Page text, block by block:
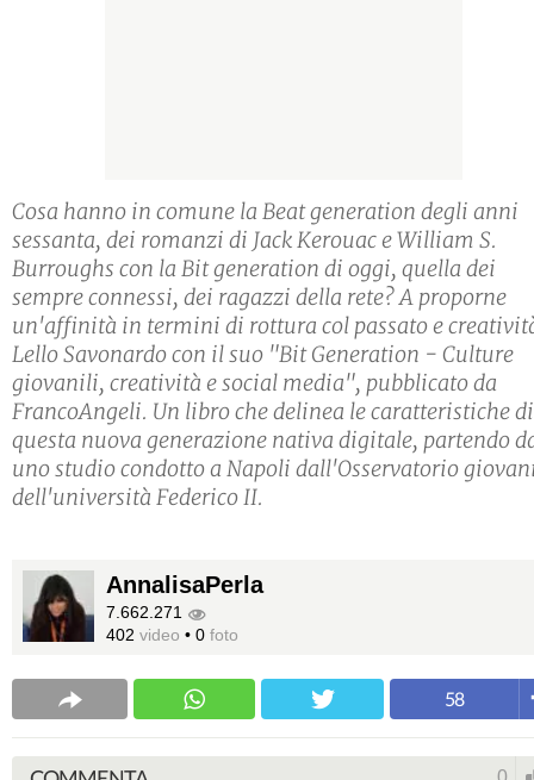
Cosa hanno in comune la Beat generation degli anni
sessanta, dei romanzi di Jack Kerouac e William S.
Burroughs con la Bit generation di oggi, quella dei
sempre connessi, dei ragazzi della rete? A proporne
un'affinità in termini di rottura col passato e
Lello Savonardo con il suo "Bit Generation - Culture
giovanili, creatività e social media", pubblicato da
FrancoAngeli. Un libro che delinea le caratteristiche di
questa nuova generazione nativa digitale, partendo
uno studio condotto a Napoli dall'Osservatorio
dell'università Federico II.
AnnalisaPerla
7.662.271
402 video • 0 foto
58